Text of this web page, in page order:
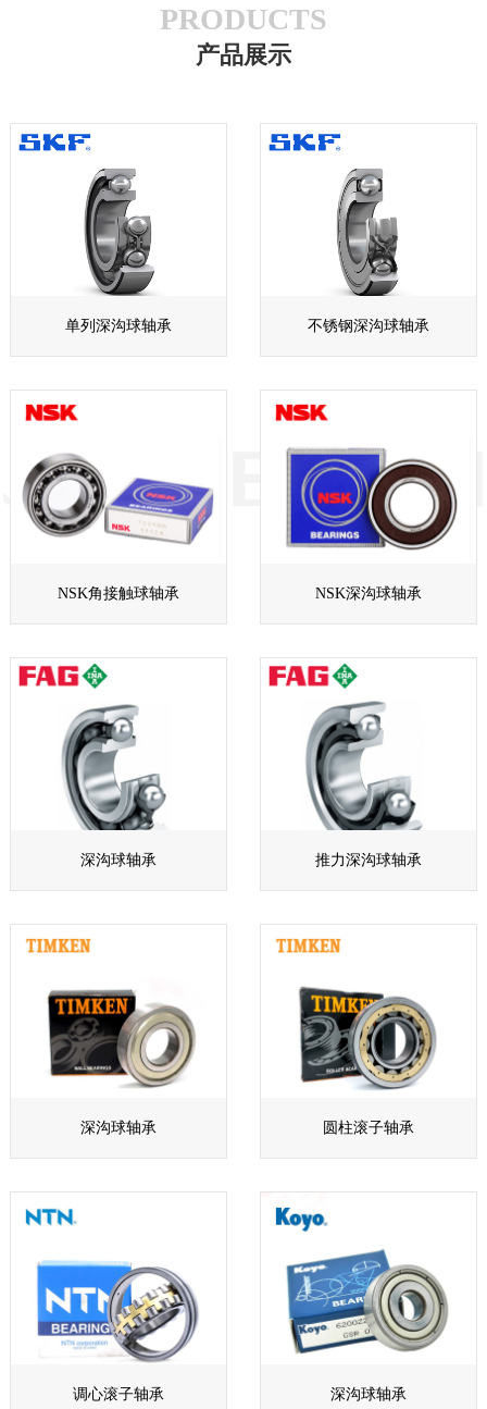
PRODUCTS
产品展示
单列深沟球轴承 不锈钢深沟球轴承
NSK角接触球轴承 NSK深沟球轴承
深沟球轴承 推力深沟球轴承
深沟球轴承 圆柱滚子轴承
调心滚子轴承 深沟球轴承